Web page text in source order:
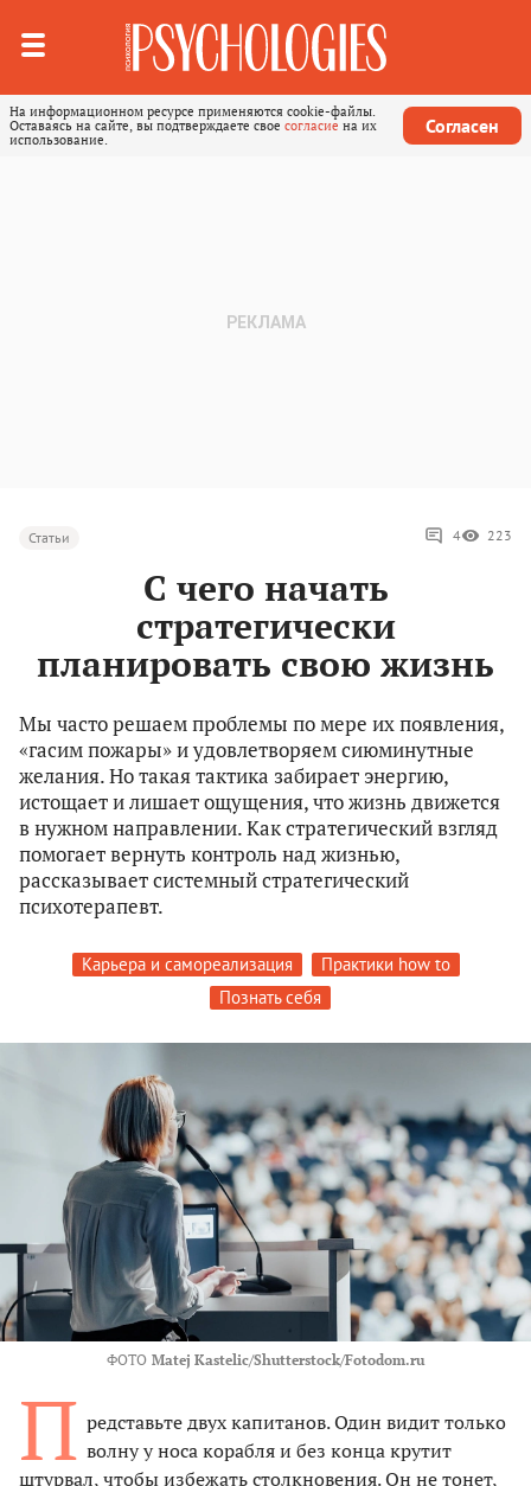
На информационном ресурсе применяются cookie-файлы.
Оставаясь на сайте, вы подтверждаете свое согласие на их
использование.
Согласен
Статьи 4 223
С чего начать
стратегически
планировать свою жизнь
Мы часто решаем проблемы по мере их появления,
«гасим пожары» и удовлетворяем сиюминутные
желания. Но такая тактика забирает энергию,
истощает и лишает ощущения, что жизнь движется
в нужном направлении. Как стратегический взгляд
помогает вернуть контроль над жизнью,
рассказывает системный стратегический
психотерапевт.
Карьера и самореализация
Практики how to
Познать себя
ФОТО Matej Kastelic/Shutterstock/Fotodom.ru
П редставьте двух капитанов. Один видит только
волну у носа корабля и без конца крутит
штурвал, чтобы избежать столкновения. Он не тонет,